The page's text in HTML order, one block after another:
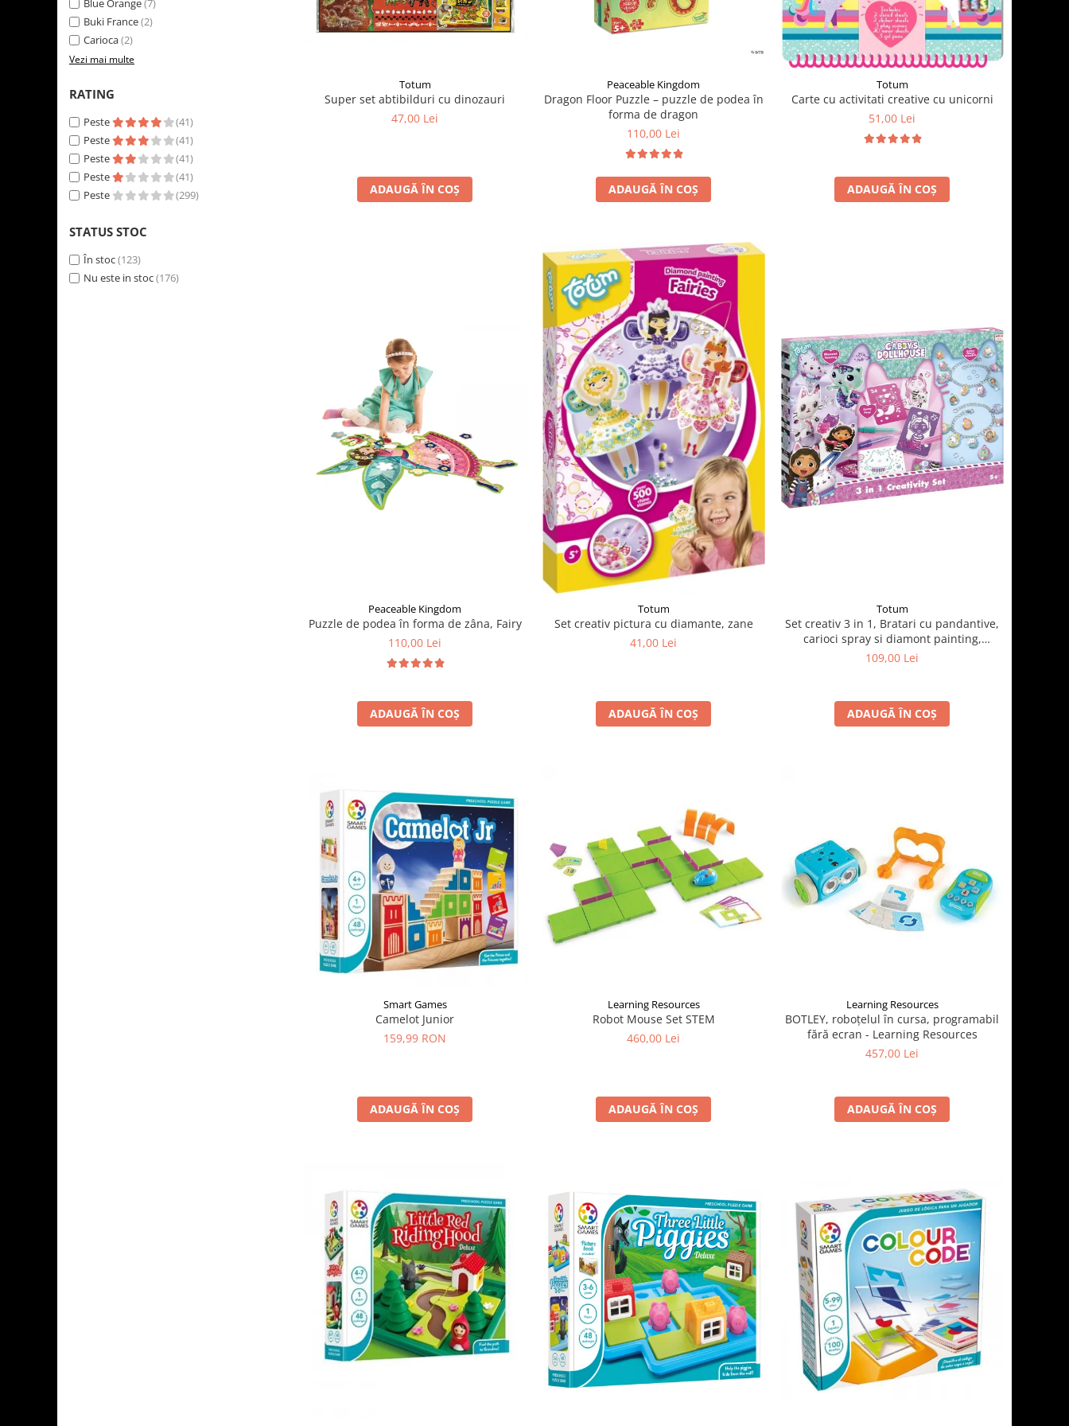
LEGO Creator Expert
LEGO Architecture
LEGO Ideas
Blue Orange(7)
Buki France(2)
Carioca(2)
Vezi mai multe
RATING
Peste
(41)
Peste
(41)
Peste
(41)
Peste
(41)
Peste
(299)
STATUS STOC
În stoc(123)
Nu este in stoc(176)
Totum
Super set abtibilduri cu dinozauri
47,00 Lei
ADAUGĂ ÎN COȘ
Peaceable Kingdom
Dragon Floor Puzzle – puzzle de podea în
forma de dragon
110,00 Lei
ADAUGĂ ÎN COȘ
Totum
Carte cu activitati creative cu unicorni
51,00 Lei
ADAUGĂ ÎN COȘ
Peaceable Kingdom
Puzzle de podea în forma de zâna, Fairy
110,00 Lei
ADAUGĂ ÎN COȘ
Totum
Set creativ pictura cu diamante, zane
41,00 Lei
ADAUGĂ ÎN COȘ
Totum
Set creativ 3 in 1, Bratari cu pandantive,
carioci spray si diamont painting,
Gabby's Dollhouse
109,00 Lei
ADAUGĂ ÎN COȘ
Smart Games
Camelot Junior
159,99 RON
ADAUGĂ ÎN COȘ
Learning Resources
Robot Mouse Set STEM
460,00 Lei
ADAUGĂ ÎN COȘ
Learning Resources
BOTLEY, roboțelul în cursa, programabil
fără ecran - Learning Resources
457,00 Lei
ADAUGĂ ÎN COȘ